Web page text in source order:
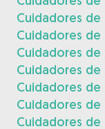
Cuidadores de
Cuidadores de
Cuidadores
Cuidadores
Cuidadores
Cuidadores
Cuidadores